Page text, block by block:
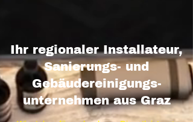
Ihr regionaler Installateur,
Sanierungs- und
Gebäudereinigungs-
unternehmen aus Graz